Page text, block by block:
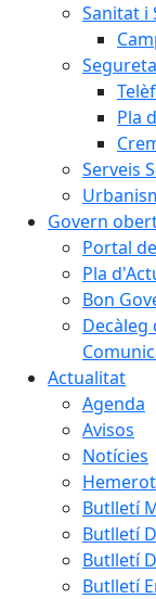
Sanitat i
Pla
Serveis
Govern
Portal
Pla
Bon
Decàleg
Actualitat
Agenda
Avisos
Notícies
Butlletí
Butlletí
Butlletí
Butlletí